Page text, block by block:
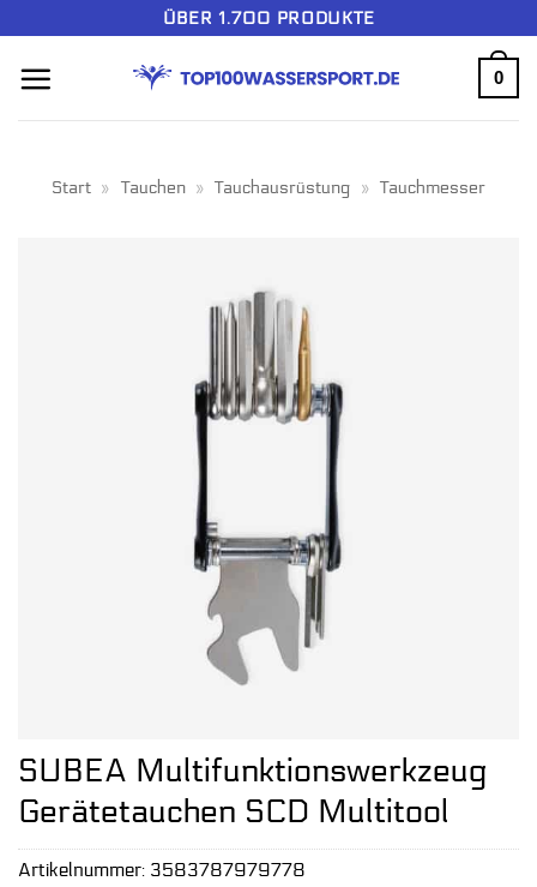
springen
ÜBER 1.700 PRODUKTE
0
Start » Tauchen » Tauchausrüstung » Tauchmesser
SUBEA Multifunktionswerkzeug
Gerätetauchen SCD Multitool
Artikelnummer: 3583787979778